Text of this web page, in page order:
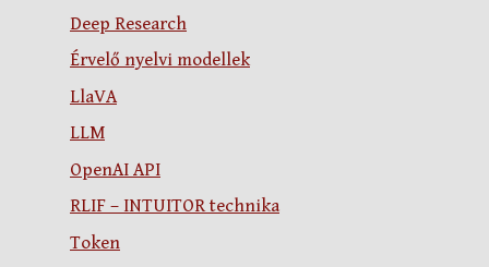
Deep Research
Érvelő nyelvi modellek
LlaVA
LLM
OpenAI API
RLIF – INTUITOR technika
Token